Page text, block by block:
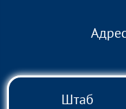
Штаб